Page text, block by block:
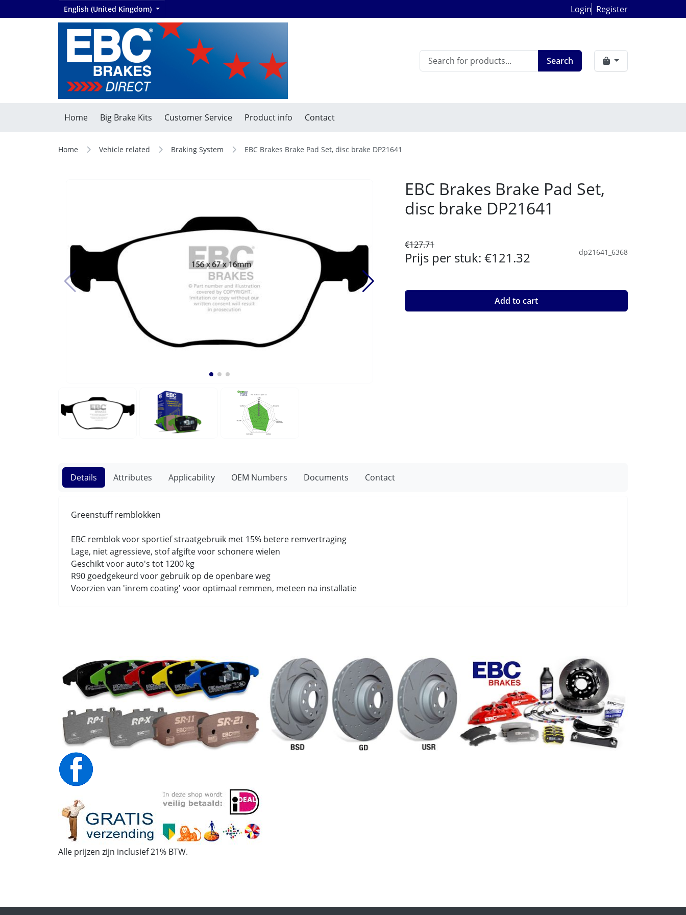
English (United Kingdom) Login Register
Search
Home Big Brake Kits Customer Service Product info Contact
Home Vehicle related Braking System EBC Brakes Brake Pad Set, disc brake DP21641
EBC Brakes Brake Pad Set,
disc brake DP21641
€127.71
Prijs per stuk: €121.32 dp21641_6368
Add to cart
Details Attributes Applicability OEM Numbers Documents Contact
Greenstuff remblokken
EBC remblok voor sportief straatgebruik met 15% betere remvertraging
Lage, niet agressieve, stof afgifte voor schonere wielen
Geschikt voor auto's tot 1200 kg
R90 goedgekeurd voor gebruik op de openbare weg
Voorzien van 'inrem coating' voor optimaal remmen, meteen na installatie
Alle prijzen zijn inclusief 21% BTW.